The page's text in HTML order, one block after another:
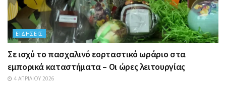
ΕΙΔΉΣΕΙΣ
Σε ισχύ το πασχαλινό εορταστικό ωράριο στα
εμπορικά καταστήματα – Οι ώρες λειτουργίας
4 ΑΠΡΙΛΊΟΥ 2026